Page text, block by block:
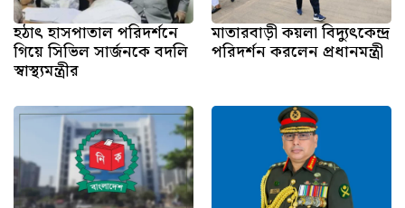
হঠাৎ হাসপাতাল পরিদর্শনে
গিয়ে সিভিল সার্জনকে বদলি
স্বাস্থ্যমন্ত্রীর
মাতারবাড়ী কয়লা বিদ্যুৎকেন্দ্র
পরিদর্শন করলেন প্রধানমন্ত্রী